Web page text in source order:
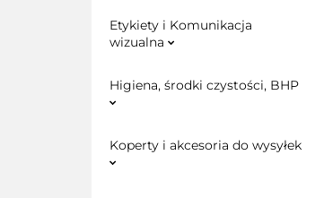
Etykiety i Komunikacja
wizualna
Higiena, środki czystości, BHP
Koperty i akcesoria do wysyłek